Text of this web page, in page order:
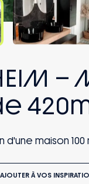
Une collaboration
nos partenaires
industriels et
maison 100
AJOUTER À VOS